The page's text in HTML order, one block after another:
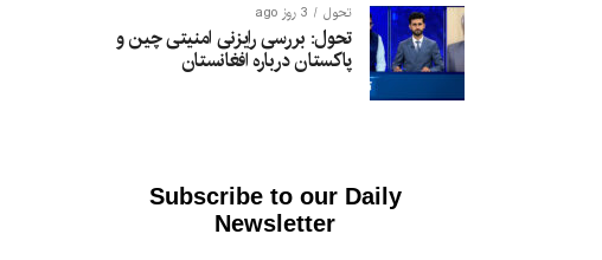
تحول 3 روز ago
تحول: بررسی رایزنی امنیتی چین و
پاکستان درباره افغانستان
Subscribe to our Daily
Newsletter